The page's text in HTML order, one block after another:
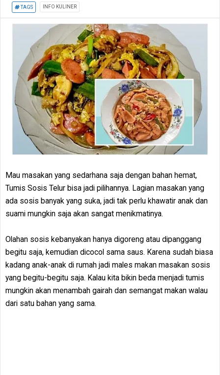
TAGS INFO KULINER
Mau masakan yang sedarhana saja dengan bahan hemat,
Tumis Sosis Telur bisa jadi pilihannya. Lagian masakan yang
ada sosis banyak yang suka, jadi tak perlu khawatir anak dan
suami mungkin saja akan sangat menikmatinya.
Olahan sosis kebanyakan hanya digoreng atau dipanggang
begitu saja, kemudian dicocol sama saus. Karena sudah biasa
kadang anak-anak di rumah jadi males makan masakan sosis
yang begitu-begitu saja. Kalau kita bikin beda menjadi tumis
mungkin akan menambah gairah dan semangat makan walau
dari satu bahan yang sama.